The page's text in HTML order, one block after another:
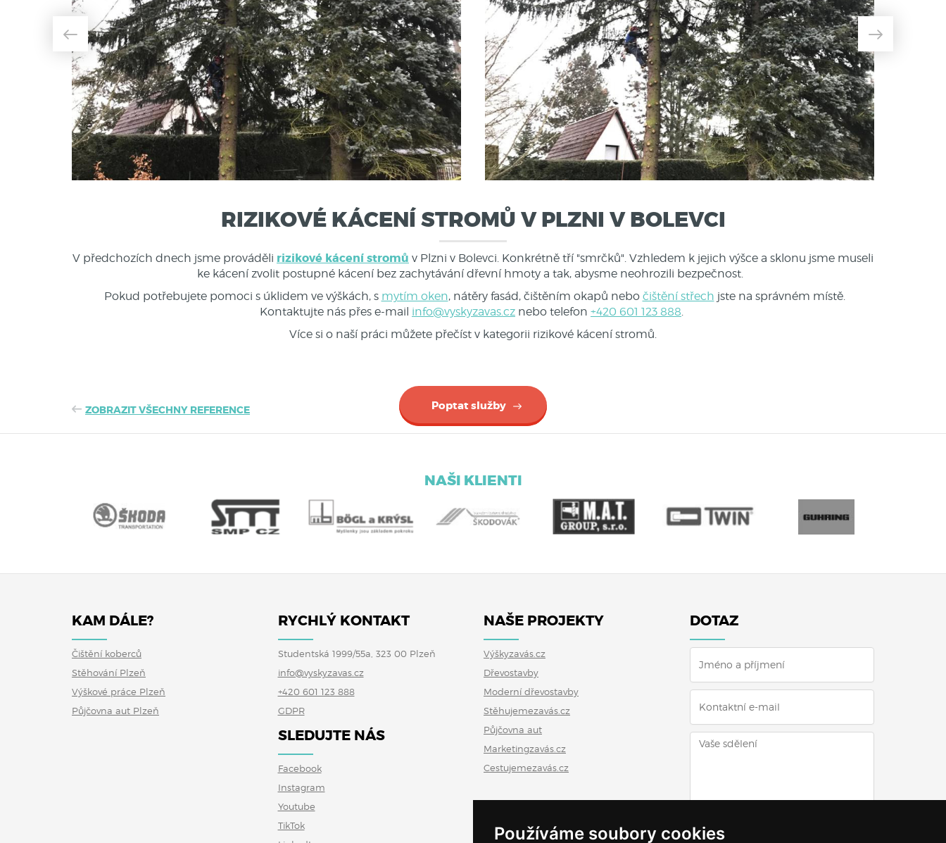
Používáme soubory cookies
RIZIKOVÉ KÁCENÍ STROMŮ V PLZNI V BOLEVCI
V předchozích dnech jsme prováděli rizikové kácení stromů v Plzni v Bolevci. Konkrétně tří "smrčků". Vzhledem k jejich výšce a sklonu jsme museli
ke kácení zvolit postupné kácení bez zachytávání dřevní hmoty a tak, abysme neohrozili bezpečnost.
Pokud potřebujete pomoci s úklidem ve výškách, s mytím oken, nátěry fasád, čištěním okapů nebo čištění střech jste na správném místě.
Kontaktujte nás přes e-mail info@vyskyzavas.cz nebo telefon +420 601 123 888
Více si o naší práci můžete přečíst v kategorii rizikové kácení stromů.
Poptat služby
ZOBRAZIT VŠECHNY REFERENCE
NAŠI KLIENTI
KAM DÁLE?
Čištění koberců
Stěhování Plzeň
Výškové práce Plzeň
Půjčovna aut Plzeň
RYCHLÝ KONTAKT
Studentská 1999/55a, 323 00 Plzeň
info@vyskyzavas.cz
+420 601 123 888
GDPR
SLEDUJTE NÁS
Facebook
Instagram
Youtube
TikTok
NAŠE PROJEKTY
Výškyzavás.cz
Dřevostavby
Moderní dřevostavby
Stěhujemezavás.cz
Půjčovna aut
Marketingzavás.cz
Cestujemezavás.cz
DOTAZ